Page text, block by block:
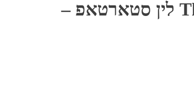
The Lean Startup לין סטארטאפ –